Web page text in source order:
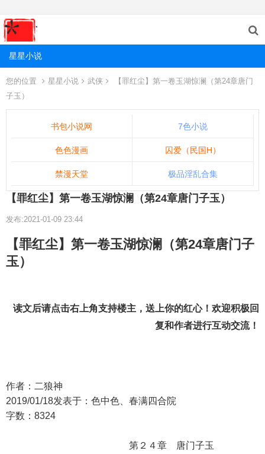
星星小说
您的位置 星星小说 武侠
【罪红尘】第一卷玉湖惊澜（第24章唐门
子玉）
书包小说网 7色小说
色色漫画 囚爱（民国H）
禁漫天堂 极品淫乱合集
【罪红尘】第一卷玉湖惊澜（第24章唐门子玉）
发布:2021-01-09 23:44
【罪红尘】第一卷玉湖惊澜（第24章唐门子
玉）
读文后请点击右上角支持楼主，送上你的红心！欢迎积极回
复和作者进行互动交流！
作者：二狼神
2019/01/18发表于：色中色、春满四合院
字数：8324
第２４章 唐门子玉